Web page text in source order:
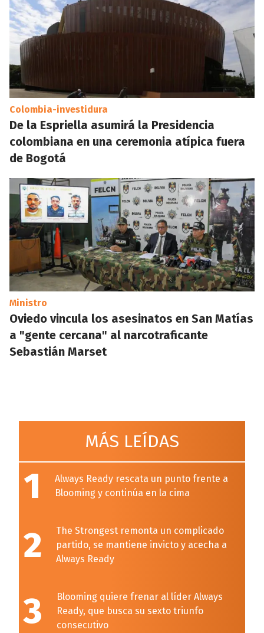
Colombia-investidura
De la Espriella asumirá la Presidencia
colombiana en una ceremonia atípica fuera
de Bogotá
Ministro
Oviedo vincula los asesinatos en San Matías
a "gente cercana" al narcotraficante
Sebastián Marset
MÁS LEÍDAS
1
Always Ready rescata un punto frente a
Blooming y continúa en la cima
2
The Strongest remonta un complicado
partido, se mantiene invicto y acecha a
Always Ready
3
Blooming quiere frenar al líder Always
Ready, que busca su sexto triunfo
consecutivo